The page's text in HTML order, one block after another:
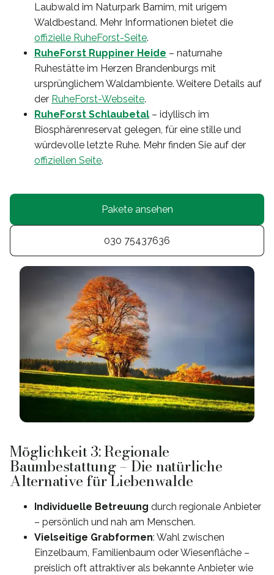
Laubwald im Naturpark Barnim, mit urigem
Waldbestand. Mehr Informationen bietet die
offizielle RuheForst-Seite.
RuheForst Ruppiner Heide – naturnahe
Ruhestätte im Herzen Brandenburgs mit
ursprünglichem Waldambiente. Weitere Details auf
der RuheForst-Webseite.
RuheForst Schlaubetal – idyllisch im
Biosphärenreservat gelegen, für eine stille und
würdevolle letzte Ruhe. Mehr finden Sie auf der
offiziellen Seite.
Pakete ansehen
030 75437636
Möglichkeit 3: Regionale
Baumbestattung – Die natürliche
Alternative für Liebenwalde
Individuelle Betreuung durch regionale Anbieter
– persönlich und nah am Menschen.
Vielseitige Grabformen: Wahl zwischen
Einzelbaum, Familienbaum oder Wiesenfläche –
preislich oft attraktiver als bekannte Anbieter wie